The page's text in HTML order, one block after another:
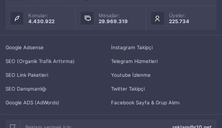
Konular:
4.430.922
Mesajlar:
29.969.319
Üyeler:
225.734
Google Adsense
SEO (Organik Trafik Arttırma)
SEO Link Paketleri
SEO Danışmanlığı
Google ADS (AdWords)
İnstagram Takipçi
Telegram Hizmetleri
Youtube İzlenme
Twitter Takipçi
Facebook Sayfa & Grup Alımı